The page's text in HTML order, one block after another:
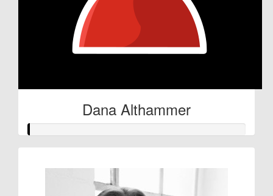
Dana Althammer